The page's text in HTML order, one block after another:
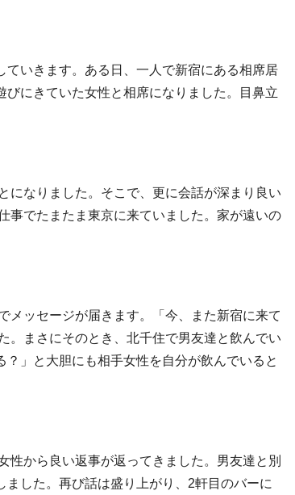
いきます。ある日、一人で新宿にある相席居
にきていた女性と相席になりました。目鼻立
になりました。そこで、更に会話が深まり良い
事でたまたま東京に来ていました。家が遠いの
メッセージが届きます。「今、また新宿に来て
。まさにそのとき、北千住で男友達と飲んでい
」と大胆にも相手女性を自分が飲んでいると
性から良い返事が返ってきました。男友達と別
した。再び話は盛り上がり、2軒目のバーに